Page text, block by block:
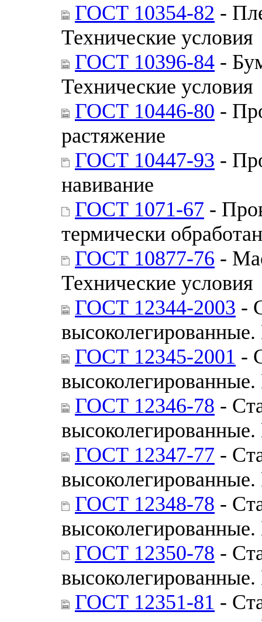
ГОСТ 10354-82 -
Технические условия
ГОСТ 10396-84 -
Технические условия
ГОСТ 10446-80 -
растяжение
ГОСТ 10447-93 -
навивание
ГОСТ 1071-67 -
термически
ГОСТ 10877-76 -
Технические условия
ГОСТ 12344-2003 -
ГОСТ 12345-2001 -
ГОСТ 12346-78 -
ГОСТ 12347-77 -
ГОСТ 12348-78 -
ГОСТ 12350-78 -
ГОСТ 12351-81 -